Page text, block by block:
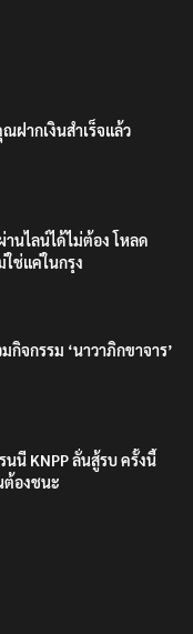
ฝากเงินสำเร็จแล้ว
านไลน์ได้ไม่ต้อง โหลด
ใช่แค่ในกรุง
จกรรม ‘นาวาภิกขาจาร’
นนี KNPP ลั่นสู้รบ ครั้งนี้
ต้องชนะ